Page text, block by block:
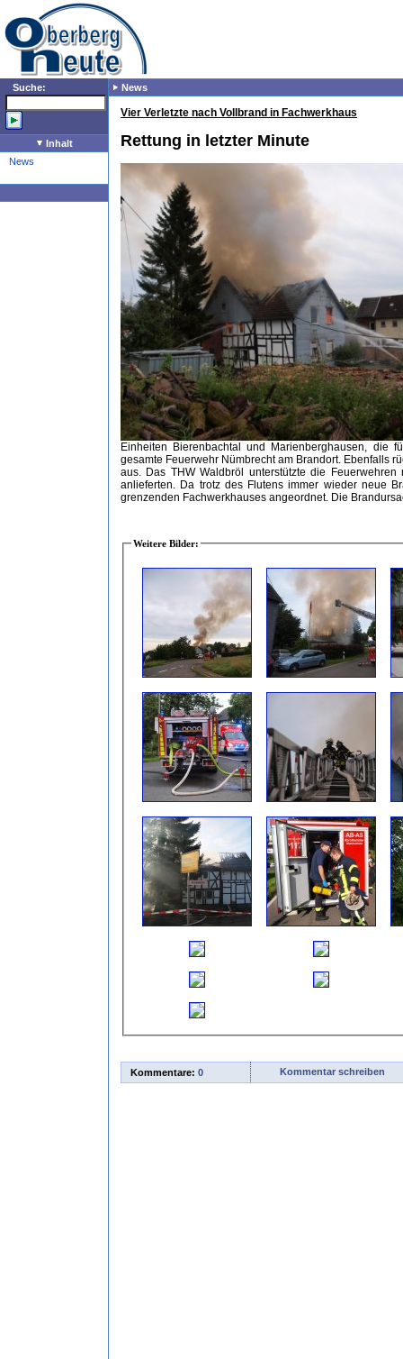
Suche:
Inhalt
News
News
Vier Verletzte nach Vollbrand in Fachwerkhaus
Rettung in letzter Minute
Einheiten Bierenbachtal und Marienberghausen, die
gesamte Feuerwehr Nümbrecht am Brandort. Ebenfalls
aus. Das THW Waldbröl unterstützte die
anlieferten. Da trotz des Flutens immer wieder neue
grenzenden Fachwerkhauses angeordnet. Die
Weitere Bilder:
Kommentare: 0 Kommentar schreiben